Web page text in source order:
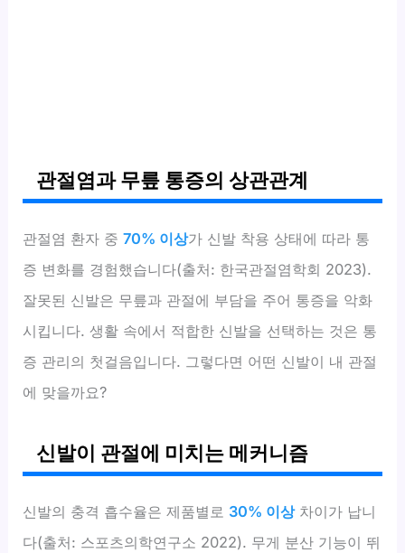
관절염과 무릎 통증의 상관관계
관절염 환자 중70% 이상가 신발 착용 상태에 따라 통
증 변화를 경험했습니다(출처: 한국관절염학회 2023).
잘못된 신발은 무릎과 관절에 부담을 주어 통증을 악화
시킵니다. 생활 속에서 적합한 신발을 선택하는 것은 통
증 관리의 첫걸음입니다. 그렇다면 어떤 신발이 내 관절
에 맞을까요?
신발이 관절에 미치는 메커니즘
신발의 충격 흡수율은 제품별로 30% 이상차이가 납니
다(출처: 스포츠의학연구소 2022). 무게 분산 기능이 뛰